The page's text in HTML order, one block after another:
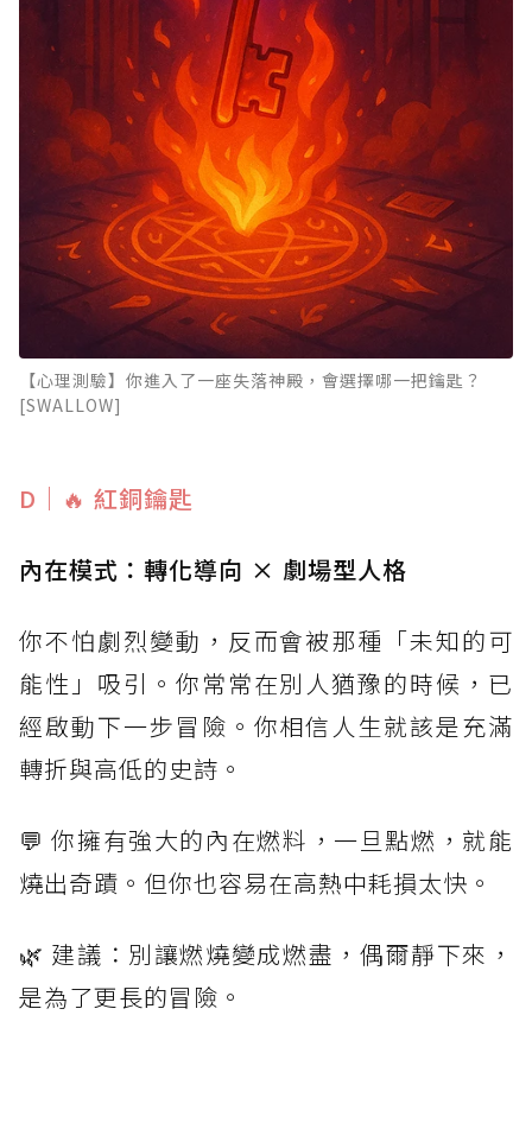
【心理測驗】你進入了一座失落神殿，會選擇哪一把鑰匙？
[SWALLOW]
D｜🔥 紅銅鑰匙
內在模式：轉化導向 × 劇場型人格
你不怕劇烈變動，反而會被那種「未知的可
能性」吸引。你常常在別人猶豫的時候，已
經啟動下一步冒險。你相信人生就該是充滿
轉折與高低的史詩。
💬 你擁有強大的內在燃料，一旦點燃，就能
燒出奇蹟。但你也容易在高熱中耗損太快。
🌿 建議：別讓燃燒變成燃盡，偶爾靜下來，
是為了更長的冒險。